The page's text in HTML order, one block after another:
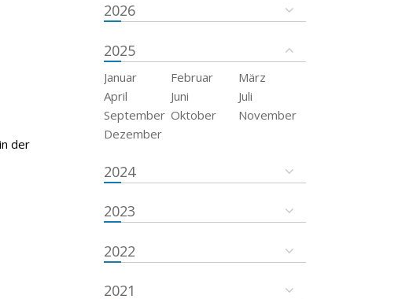
der
2026
2025
Januar Februar
März
April
Juni
Juli
September Oktober
November
Dezember
2024
2023
2022
2021